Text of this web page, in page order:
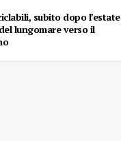
subito dopo l’estate
lungomare verso il